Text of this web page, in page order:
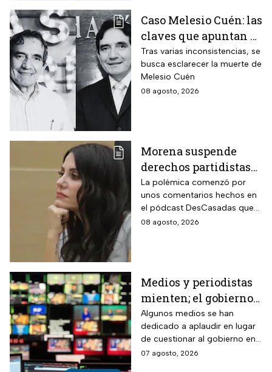
Caso Melesio Cuén: las
claves que apuntan a
un posible montaje en
su asesinato
Tras varias inconsistencias, se
busca esclarecer la muerte de
Melesio Cuén
08 agosto, 2026
Morena suspende
derechos partidistas
de Nayeli Salvatori y
Graciela Palomares
por insulto a adultos
mayores
La polémica comenzó por
unos comentarios hechos en
el pódcast DesCasadas que
se volvieron virales en redes
08 agosto, 2026
Medios y periodistas
mienten; el gobierno
controla la narrativa a
través de paleros
Algunos medios se han
dedicado a aplaudir en lugar
de cuestionar al gobierno en
medio de los nuevos
07 agosto, 2026